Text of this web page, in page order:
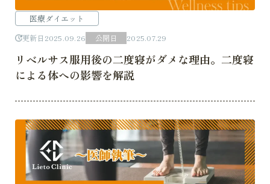
医療ダイエット
更新日 2025.09.26 公開日 2025.07.29
リベルサス服用後の二度寝がダメな理由。二度寝
による体への影響を解説